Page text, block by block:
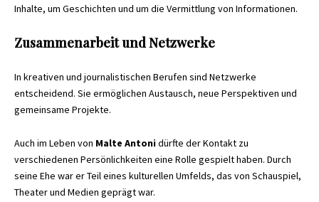
Inhalte, um Geschichten und um die Vermittlung von Informationen.
Zusammenarbeit und Netzwerke
In kreativen und journalistischen Berufen sind Netzwerke
entscheidend. Sie ermöglichen Austausch, neue Perspektiven und
gemeinsame Projekte.
Auch im Leben von Malte Antonidürfte der Kontakt zu
verschiedenen Persönlichkeiten eine Rolle gespielt haben. Durch
seine Ehe war er Teil eines kulturellen Umfelds, das von Schauspiel,
Theater und Medien geprägt war.